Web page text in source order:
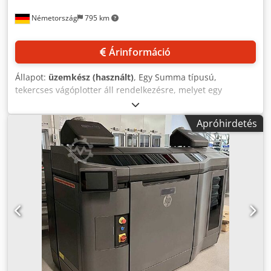
Németország 795 km
Árinformáció
Állapot: üzemkész (használt), Egy Summa típusú,
tekercses vágóplotter áll rendelkezésre, melyet egy
textilgyárból származtatunk. Nyomóhenger: 4 db,
médiaszélesség: 170 mm – 1450 mm, maximális vágási
szélesség: 1350 mm, anyagvastagság: 0,05 mm – 0,25 mm,
maximális szerszámnyomás: 600 g, perforációs nyomás:
250 g, tengelysebesség: 1 m/s, felbontás: 0,025 mm. A gép
méretei (X/Y/Z): kb. 2050 mm / 700 mm / 1150 mm, súlya:
kb. 100 kg. A gépen enyhe sérülések vannak a házon.
Dokumentáció rendelkezésre áll. Lehetséges a helyszíni
megtekintés. Credpfxszqu Ete Aagjf
Apróhirdetés